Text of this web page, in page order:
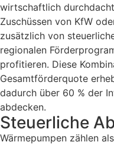
wirtschaftlich
Zuschüssen von KfW
zusätzlich von
regionalen
profitieren. Diese
Gesamtförderquote
dadurch über 60 % der
abdecken.
Steuerliche
Wärmepumpen zählen